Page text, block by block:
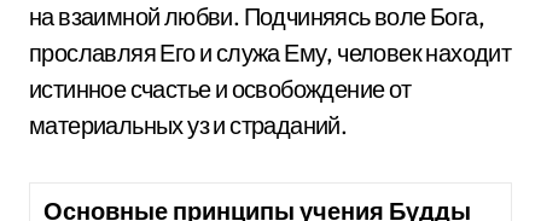
на взаимной любви. Подчиняясь воле Бога,
прославляя Его и служа Ему, человек находит
истинное счастье и освобождение от
материальных уз и страданий.
Основные принципы учения Будды